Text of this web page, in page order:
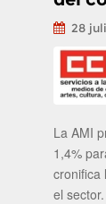
28
La AMI
1,4%
cronifica
el